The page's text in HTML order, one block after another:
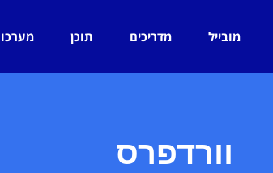
מובייל מדריכים תוכן
וורדפרס